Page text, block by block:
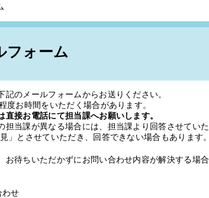
フォーム
のメールフォームからお送りください。
お時間をいただく場合があります。
接お電話にて担当課へお願いします。
当課が異なる場合には、担当課より回答させていた
とさせていただき、回答できない場合もあります。
お待ちいただかずにお問い合わせ内容が解決する場合
わせ